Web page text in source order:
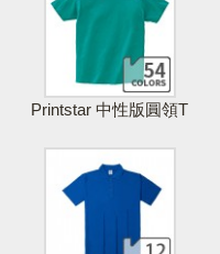
Printstar 中性版圓領T